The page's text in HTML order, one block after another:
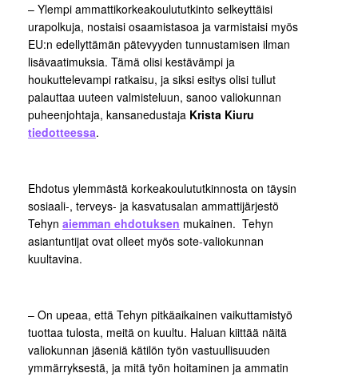
– Ylempi ammattikorkeakoulututkinto selkeyttäisi
urapolkuja, nostaisi osaamistasoa ja varmistaisi myös
EU:n edellyttämän pätevyyden tunnustamisen ilman
lisävaatimuksia. Tämä olisi kestävämpi ja
houkuttelevampi ratkaisu, ja siksi esitys olisi tullut
palauttaa uuteen valmisteluun, sanoo valiokunnan
puheenjohtaja, kansanedustaja Krista Kiuru
tiedotteessa.
Ehdotus ylemmästä korkeakoulututkinnosta on täysin
sosiaali-, terveys- ja kasvatusalan ammattijärjestö
Tehyn aiemman ehdotuksen mukainen. Tehyn
asiantuntijat ovat olleet myös sote-valiokunnan
kuultavina.
– On upeaa, että Tehyn pitkäaikainen vaikuttamistyö
tuottaa tulosta, meitä on kuultu. Haluan kiittää näitä
valiokunnan jäseniä kätilön työn vastuullisuuden
ymmärryksestä, ja mitä työn hoitaminen ja ammatin